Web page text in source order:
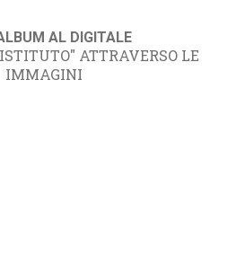
AL DIGITALE
ATTRAVERSO LE
IMMAGINI